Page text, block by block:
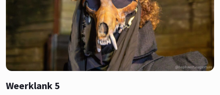
Weerklank 5